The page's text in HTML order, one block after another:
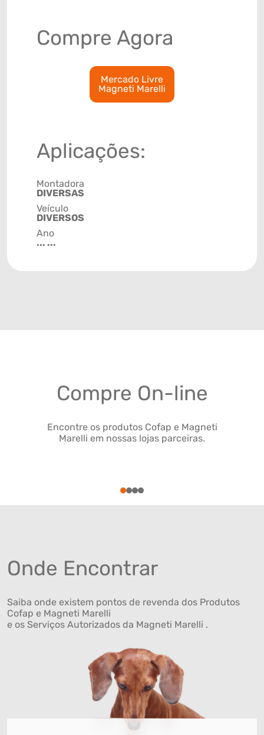
Compre Agora
Mercado Livre
Magneti Marelli
Aplicações:
Montadora
DIVERSAS
Veículo
DIVERSOS
Ano
... ...
Compre On-line
Encontre os produtos Cofap e Magneti
Marelli em nossas lojas parceiras.
1234
Onde Encontrar
Saiba onde existem pontos de revenda dos Produtos
Cofap e Magneti Marelli
e os Serviços Autorizados da Magneti Marelli .